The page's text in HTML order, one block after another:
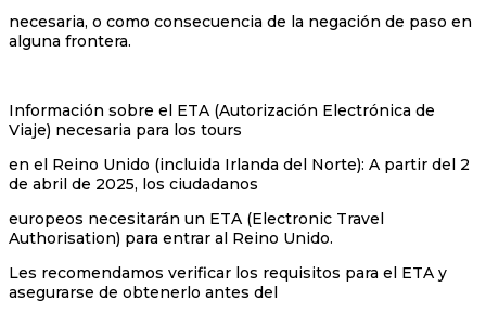
necesaria, o como consecuencia de la negación de paso en
alguna frontera.
Información sobre el ETA (Autorización Electrónica de
Viaje) necesaria para los tours
en el Reino Unido (incluida Irlanda del Norte): A partir del 2
de abril de 2025, los ciudadanos
europeos necesitarán un ETA (Electronic Travel
Authorisation) para entrar al Reino Unido.
Les recomendamos verificar los requisitos para el ETA y
asegurarse de obtenerlo antes del